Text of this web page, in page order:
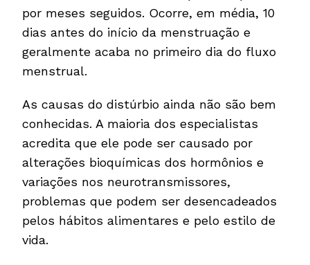
por meses seguidos. Ocorre, em média, 10
dias antes do início da menstruação e
geralmente acaba no primeiro dia do fluxo
menstrual.
As causas do distúrbio ainda não são bem
conhecidas. A maioria dos especialistas
acredita que ele pode ser causado por
alterações bioquímicas dos hormônios e
variações nos neurotransmissores,
problemas que podem ser desencadeados
pelos hábitos alimentares e pelo estilo de
vida.